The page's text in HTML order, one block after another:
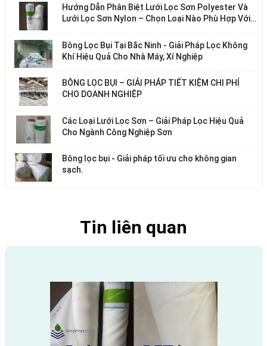
Hướng Dẫn Phân Biệt Lưới Lọc Sơn Polyester Và
Lưới Lọc Sơn Nylon – Chọn Loại Nào Phù Hợp Với
Bông Lọc Bụi Tại Bắc Ninh - Giải Pháp Lọc Không
Khí Hiệu Quả Cho Nhà Máy, Xí Nghiệp
BÔNG LỌC BỤI – GIẢI PHÁP TIẾT KIỆM CHI PHÍ
CHO DOANH NGHIỆP
Các Loại Lưới Lọc Sơn – Giải Pháp Lọc Hiệu Quả
Cho Ngành Công Nghiệp Sơn
Bông lọc bụi - Giải pháp tối ưu cho không gian
sạch.
Tin liên quan